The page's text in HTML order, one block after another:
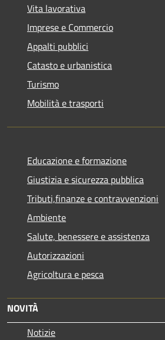
Vita lavorativa
Imprese e Commercio
Appalti pubblici
Catasto e urbanistica
Turismo
Mobilità e trasporti
Educazione e formazione
Giustizia e sicurezza pubblica
Tributi,finanze e contravvenzioni
Ambiente
Salute, benessere e assistenza
Autorizzazioni
Agricoltura e pesca
NOVITÀ
Notizie